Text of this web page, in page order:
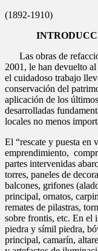
(1892-1910)
Las obras de
2001, le han devuelto
el cuidadoso trabajo
conservación del
aplicación de los
desarrolladas
locales no menos
El “rescate y puesta en
emprendimiento,
partes intervenidas
torres, paneles de
balcones, grifones
principal, ornatos,
remates de pilastras,
sobre frontis, etc. En el
piedra y símil piedra,
principal, camarín,